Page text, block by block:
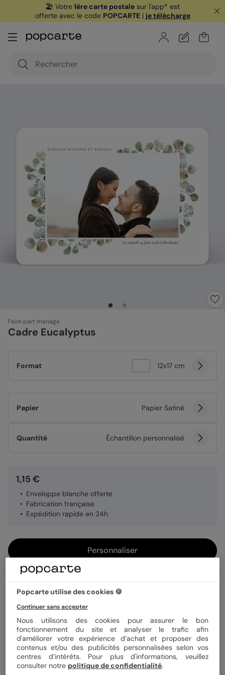
🏖️ Votre1ère carte postale sur l'app* est
offerte avec le code POPCARTE| je télécharge
Faire part mariage
Cadre Eucalyptus
Format 12x17 cm
Papier Papier Satiné
Quantité Échantillon personnalisé
1,15 €
Enveloppe blanche offerte
Fabrication française
Expédition rapide en 24h
Personnaliser
Payez en 3 fois sans frais
En savoir plus
Popcarte utilise des cookies 🍪
Continuer sans accepter
Nous utilisons des cookies pour assurer le bon
fonctionnement du site et analyser le trafic afin
d'améliorer votre expérience d’achat et proposer des
contenus et/ou des publicités personnalisées selon vos
centres d’intérêts. Pour plus d'informations, veuillez
consulter notre politique de confidentialité.